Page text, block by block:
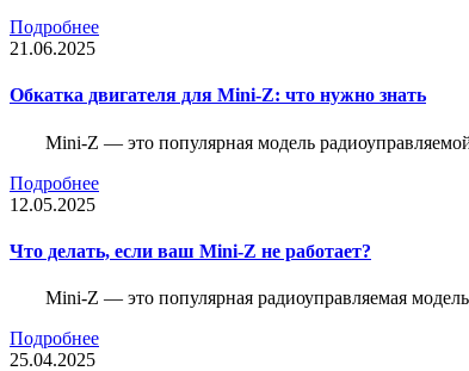
Подробнее
21.06.2025
Обкатка двигателя для Mini-Z: что нужно знать
Mini-Z — это популярная модель
Подробнее
12.05.2025
Что делать, если ваш Mini-Z не работает?
Mini-Z — это популярная радиоуправляемая
Подробнее
25.04.2025